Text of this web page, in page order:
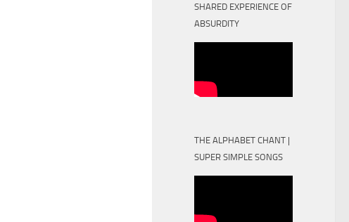
SHARED EXPERIENCE OF
ABSURDITY
THE ALPHABET CHANT |
SUPER SIMPLE SONGS